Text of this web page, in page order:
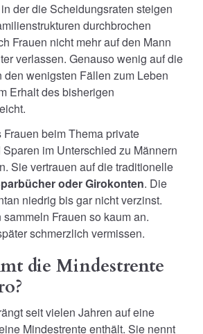
der die Scheidungsraten steigen
durchbrochen
Frauen nicht mehr auf den Mann
verlassen. Genauso wenig auf die
den wenigsten Fällen zum Leben
Erhalt des bisherigen
beim Thema private
im Unterschied zu Männern
Sie vertrauen auf die traditionelle
oder Girokonten. Die
niedrig bis gar nicht verzinst.
Frauen so kaum an.
schmerzlich vermissen.
die Mindestrente
seit vielen Jahren auf eine
Mindestrente enthält. Sie nennt